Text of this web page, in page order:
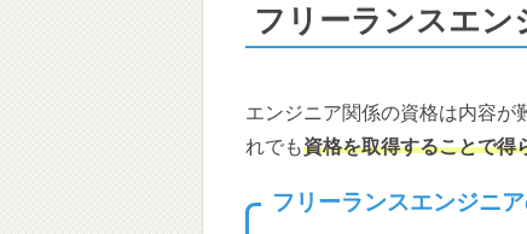
フリーランスエン
エンジニア関係の資格は内容が
れでも資格を取得することで得
フリーランスエンジニ